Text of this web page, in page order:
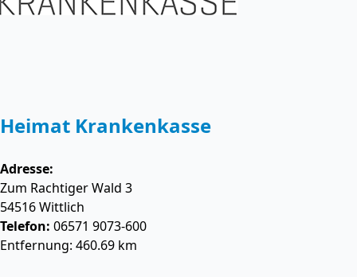
Heimat Krankenkasse
Adresse:
Zum Rachtiger Wald 3
54516Wittlich
Telefon: 06571 9073-600
Entfernung: 460.69 km